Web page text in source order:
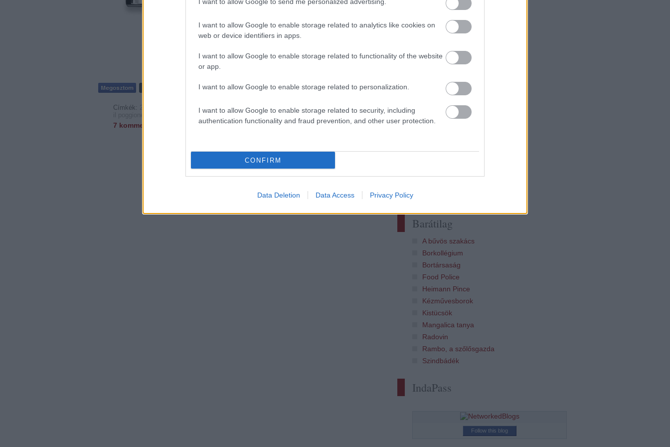
I want to allow Google to enable storage related to analytics like cookies on
web or device identifiers in apps.
I want to allow Google to enable storage related to functionality of the website
or app.
I want to allow Google to enable storage related to personalization.
I want to allow Google to enable storage related to security, including
authentication functionality and fraud prevention, and other user protection.
CONFIRM
Data Deletion Data Access Privacy Policy
Kollégák
Albert gazda
Bordoktor
Borwerk
Jamie Goode
Barátilag
A bűvös szakács
Borkollégium
Bortársaság
Food Police
Heimann Pince
Kézművesborok
Kistücsök
Mangalica tanya
Radovin
Rambo, a szőlősgazda
Szindbádék
IndaPass
Follow this blog
keltő Paptag Cuvée. Mindegyik…
Olvasson még
Tetszik 0
Címkék: négypontos ötpontos eger tóth istván toszkána
juhász testvérek
7 komment